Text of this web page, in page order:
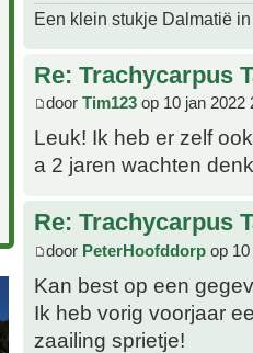
Een klein stukje Dalmatië
Re: Trachycarpus
door Tim123 op 10 jan 2022
Leuk! Ik heb er zelf
a 2 jaren wachten
Re: Trachycarpus
door PeterHoofddorp op
Kan best op een
Ik heb vorig voorjaar
zaailing sprietje!